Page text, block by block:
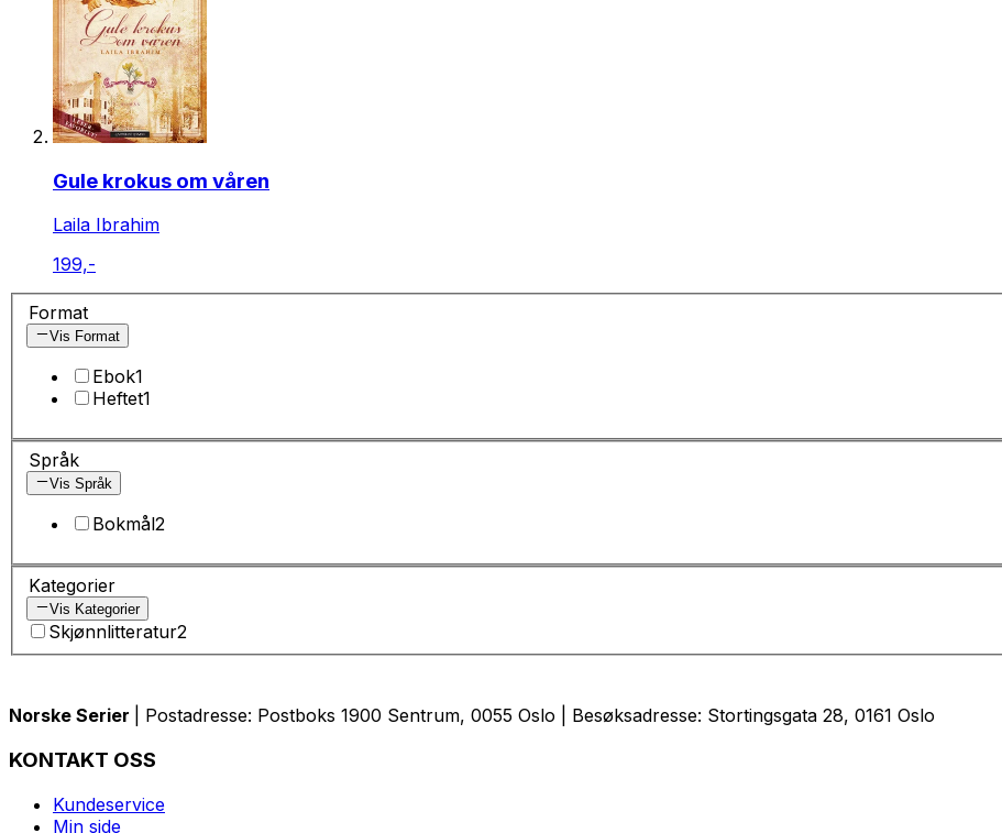
Gule krokus om våren
Laila Ibrahim
199,-
Format
Vis Format
Ebok1
Heftet1
Språk
Vis Språk
Bokmål2
Kategorier
Vis Kategorier
Skjønnlitteratur2
Norske Serier | Postadresse: Postboks 1900 Sentrum, 0055 Oslo | Besøksadresse: Stortingsgata 28, 0161 Oslo
KONTAKT OSS
Kundeservice
Min side